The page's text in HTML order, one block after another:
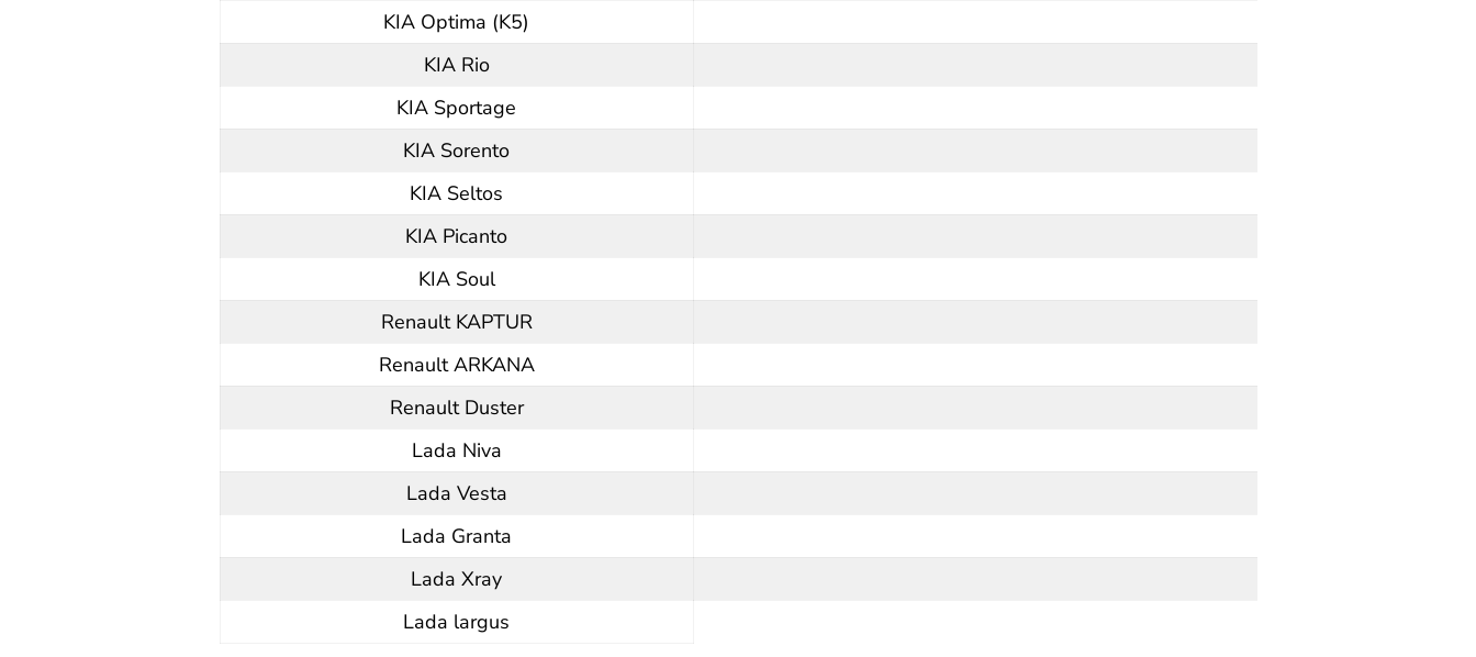
KIA Optima (K5)
KIA Rio
KIA Sportage
KIA Sorento
KIA Seltos
KIA Picanto
KIA Soul
Renault KAPTUR
Renault ARKANA
Renault Duster
Lada Niva
Lada Vesta
Lada Granta
Lada Xray
Lada largus